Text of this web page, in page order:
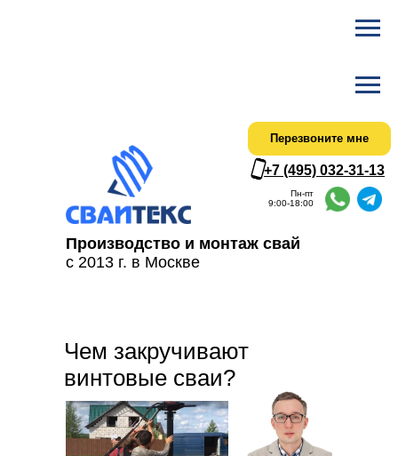
Производство и монтаж свай
с 2013 г. в Москве
Пн-пт
9:00-18:00
Перезвоните мне
+7 (495) 032-31-13
Чем закручивают
винтовые сваи?